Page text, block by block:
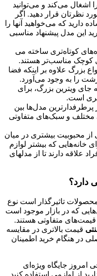
اشغال می­‌کند و می­‌توانید
نظرتان قرار دهید. اگر
دارید که می­‌خواهید آنها را
این مدل پیشنهاد مناسبی
کوتاه‌­تری ساخته می­‌
کوچک مناسب­‌تر هستند.
بزرگ علاوه ­بر این­که فضا
را به­ وجود می­‌آورد.
جای ویترین بزرگ، برای
است.
پرطرفدارترین مدل­‌ها بین
مختلف و سبک­‌های متفاوتی
از محبوبیت بیشتری در میان
خانه‌­هایی که بیشتر لوازم
علاقه دارند تا از مدل­های
دارد؟
تاثیرگذار است نوع
که در بازار موجود است
قیمت­‌های متفاوتی هستند.
قیمت بالاتری در مقایسه
در هنگام خرید اطمینان
امروز جایگاه ویژه‌­ای
از لوازمی استفاده کنید